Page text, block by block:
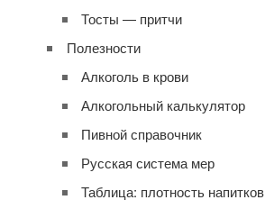
Тосты — притчи
Полезности
Алкоголь в крови
Алкогольный калькулятор
Пивной справочник
Русская система мер
Таблица: плотность напитков